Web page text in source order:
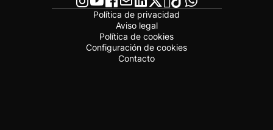
Política de privacidad
Aviso legal
Política de cookies
Configuración de cookies
Contacto